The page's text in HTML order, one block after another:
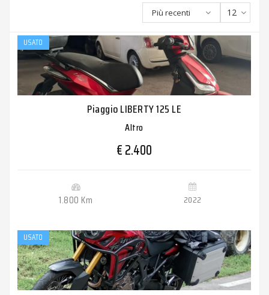
12
Più recenti
USATO
Piaggio LIBERTY 125 LE
Altro
€ 2.400
1.800 Km 2022
USATO